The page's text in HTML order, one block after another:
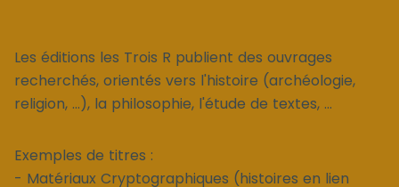
Les éditions les Trois R publient des ouvrages
recherchés, orientés vers l'histoire (archéologie,
religion, ...), la philosophie, l'étude de textes, ...
Exemples de titres :
- Matériaux Cryptographiques (histoires en lien